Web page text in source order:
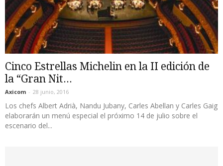
Cinco Estrellas Michelin en la II edición de
la “Gran Nit...
Axicom - 28 junio, 2016
Los chefs Albert Adrià, Nandu Jubany, Carles Abellan y Carles Gaig
elaborarán un menú especial el próximo 14 de julio sobre el
escenario del...